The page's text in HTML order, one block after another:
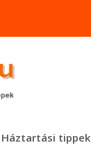
Háztartási tippek